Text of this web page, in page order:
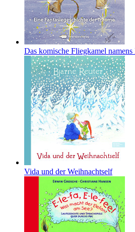
Das komische Fliegkamel
Vida und der Weihnachtself